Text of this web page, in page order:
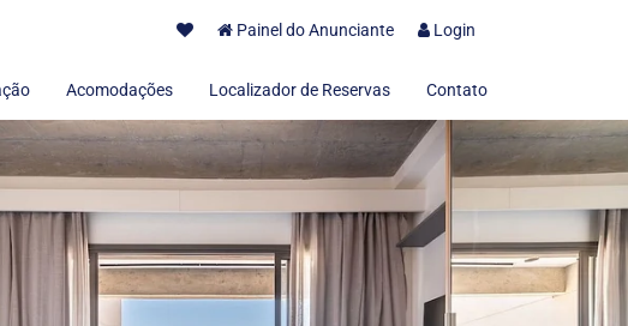
Painel do Anunciante Login
Acomodações Localizador de Reservas Contato